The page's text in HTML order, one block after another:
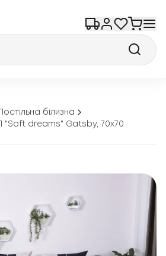
Постільна білизна
"Soft dreams" Gatsby, 70x70